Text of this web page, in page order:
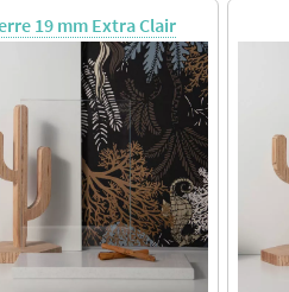
19 mm Extra Clair